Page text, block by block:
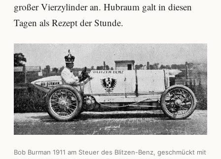
großer Vierzylinder an. Hubraum galt in diesen
Tagen als Rezept der Stunde.
Bob Burman 1911 am Steuer des Blitzen-Benz, geschmückt mit